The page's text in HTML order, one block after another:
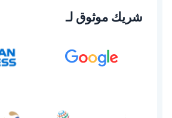
شريك موثوق لـ